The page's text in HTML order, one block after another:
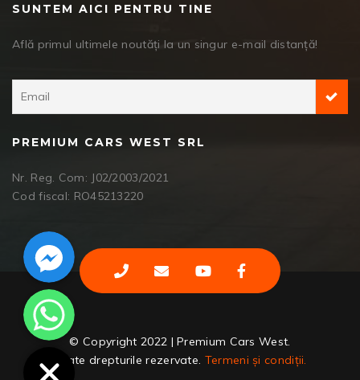
SUNTEM AICI PENTRU TINE
Află primul ultimele noutăți la un singur e-mail distanță!
PREMIUM CARS WEST SRL
Nr. Reg. Com: J02/2003/2021
Cod fiscal: RO45213220
© Copyright 2022 | Premium Cars West.
Toate drepturile rezervate. Termeni și condiții.
Facebook Messenger
WhatsApp